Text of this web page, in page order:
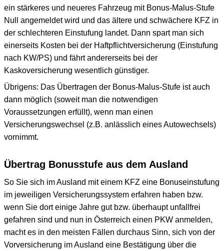
ein stärkeres und neueres Fahrzeug mit Bonus-Malus-Stufe
Null angemeldet wird und das ältere und schwächere KFZ in
der schlechteren Einstufung landet. Dann spart man sich
einerseits Kosten bei der Haftpflichtversicherung (Einstufung
nach KW/PS) und fährt andererseits bei der
Kaskoversicherung wesentlich günstiger.
Übrigens: Das Übertragen der Bonus-Malus-Stufe ist auch
dann möglich (soweit man die notwendigen
Voraussetzungen erfüllt), wenn man einen
Versicherungswechsel (z.B. anlässlich eines Autowechsels)
vornimmt.
Übertrag Bonusstufe aus dem Ausland
So Sie sich im Ausland mit einem KFZ eine Bonuseinstufung
im jeweiligen Versicherungssystem erfahren haben bzw.
wenn Sie dort einige Jahre gut bzw. überhaupt unfallfrei
gefahren sind und nun in Österreich einen PKW anmelden,
macht es in den meisten Fällen durchaus Sinn, sich von der
Vorversicherung im Ausland eine Bestätigung über die